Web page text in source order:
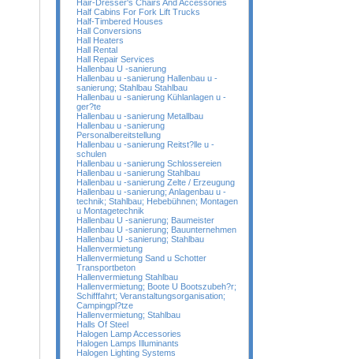
Hair-Dresser's Chairs And Accessories
Half Cabins For Fork Lift Trucks
Half-Timbered Houses
Hall Conversions
Hall Heaters
Hall Rental
Hall Repair Services
Hallenbau U -sanierung
Hallenbau u -sanierung Hallenbau u -
sanierung; Stahlbau Stahlbau
Hallenbau u -sanierung Kühlanlagen u -
ger?te
Hallenbau u -sanierung Metallbau
Hallenbau u -sanierung
Personalbereitstellung
Hallenbau u -sanierung Reitst?lle u -
schulen
Hallenbau u -sanierung Schlossereien
Hallenbau u -sanierung Stahlbau
Hallenbau u -sanierung Zelte / Erzeugung
Hallenbau u -sanierung; Anlagenbau u -
technik; Stahlbau; Hebebühnen; Montagen
u Montagetechnik
Hallenbau U -sanierung; Baumeister
Hallenbau U -sanierung; Bauunternehmen
Hallenbau U -sanierung; Stahlbau
Hallenvermietung
Hallenvermietung Sand u Schotter
Transportbeton
Hallenvermietung Stahlbau
Hallenvermietung; Boote U Bootszubeh?r;
Schifffahrt; Veranstaltungsorganisation;
Campingpl?tze
Hallenvermietung; Stahlbau
Halls Of Steel
Halogen Lamp Accessories
Halogen Lamps Illuminants
Halogen Lighting Systems